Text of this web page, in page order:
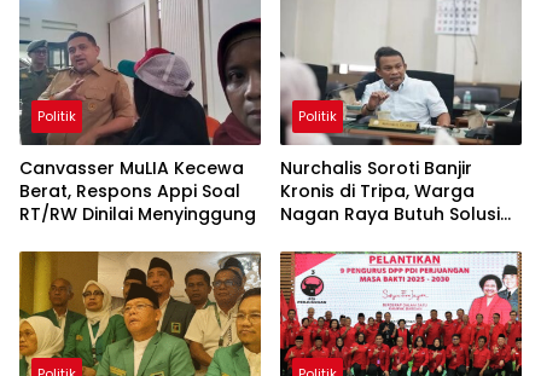
Politik
Canvasser MuLIA Kecewa
Berat, Respons Appi Soal
RT/RW Dinilai Menyinggung
Politik
Nurchalis Soroti Banjir
Kronis di Tripa, Warga
Nagan Raya Butuh Solusi